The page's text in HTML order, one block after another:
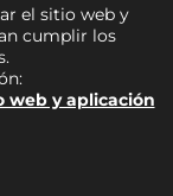
el sitio web y
cumplir los
web y aplicación